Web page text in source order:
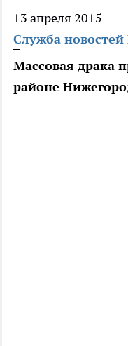
13 апреля 2015
Служба
Массовая драка
районе